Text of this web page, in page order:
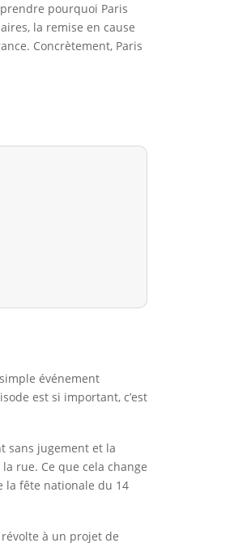
pourquoi Paris
la remise en cause
Concrètement, Paris
événement
est si important, c’est
sans jugement et la
rue. Ce que cela change
la fête nationale du 14
à un projet de